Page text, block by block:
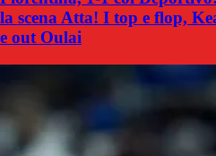
la scena Atta! I top e flop,
e out Oulai